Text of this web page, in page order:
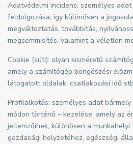
Adatvédelmi incidens: személyes
feldolgozása, igy különösen a
megváltoztatás, továbbítás,
megsemmisítés, valamint a véletlen
Cookie (süti): olyan kisméretű
amely a számítógép böngészési
látogatott oldalak, csatlakozási idő
Profilalkotás: személyes adat
módon történő – kezelése, amely az
jellemzőinek, különösen a munkahelyi
gazdasági helyzetéhez, egészségi